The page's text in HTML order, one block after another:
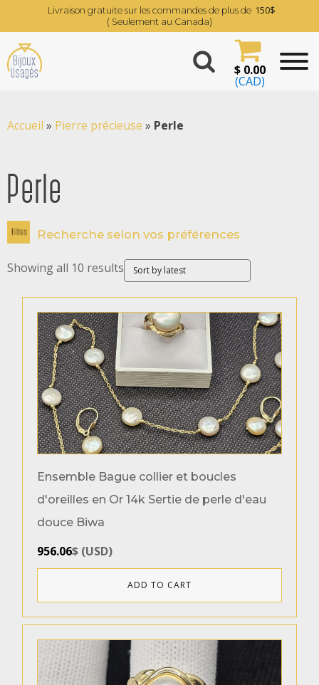
Livraison gratuite sur les commandes de plus de 150$
( Seulement au Canada)
$0.00
(CAD)
Accueil » Pierre précieuse » Perle
Perle
Recherche selon vos préférences
Filtrer par prix
Grandeurs des bagues
4.5 7.5
Bagues
Boucles d'oreilles(1)
Genres
Femme (10)
Showing all 10 results
Ensemble Bague collier et boucles
d'oreilles en Or 14k Sertie de perle d'eau
douce Biwa
956.06$ (USD)
ADD TO CART